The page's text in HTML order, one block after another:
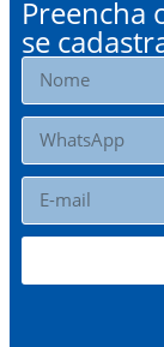
Preencha
se